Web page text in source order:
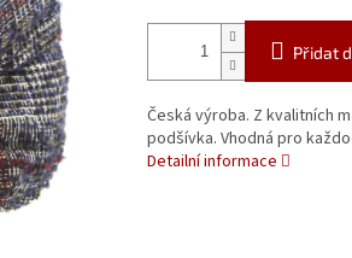
Přidat
Česká výroba. Z kvalitních
podšívka. Vhodná pro
Detailní informace